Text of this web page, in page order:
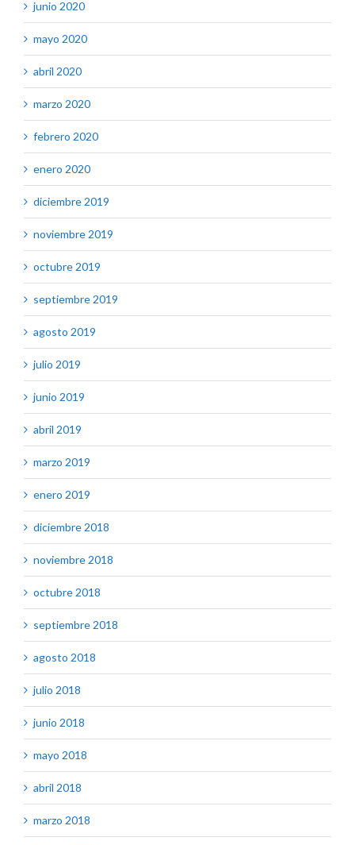
junio 2020
mayo 2020
abril 2020
marzo 2020
febrero 2020
enero 2020
diciembre 2019
noviembre 2019
octubre 2019
septiembre 2019
agosto 2019
julio 2019
junio 2019
abril 2019
marzo 2019
enero 2019
diciembre 2018
noviembre 2018
octubre 2018
septiembre 2018
agosto 2018
julio 2018
junio 2018
mayo 2018
abril 2018
marzo 2018